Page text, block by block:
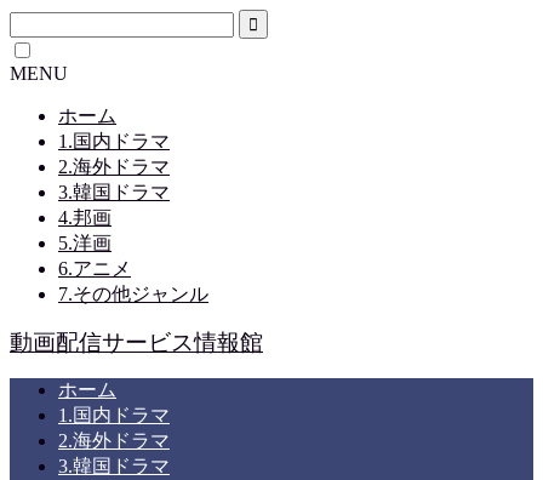
MENU
ホーム
1.国内ドラマ
2.海外ドラマ
3.韓国ドラマ
4.邦画
5.洋画
6.アニメ
7.その他ジャンル
動画配信サービス情報館
ホーム
1.国内ドラマ
2.海外ドラマ
3.韓国ドラマ